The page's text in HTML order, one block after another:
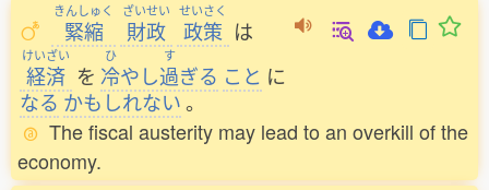
きんしゅく
緊縮
ざいせい
財政
せいさく
政策 は
けいざい
経済 を
ひ
冷やし
す
過ぎる こと に
なる かもしれない。
The fiscal austerity may lead to an overkill of the
economy.